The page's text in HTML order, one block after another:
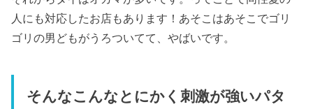
人にも対応したお店もあります！あそこはあそこでゴリ
ゴリの男どもがうろついてて、やばいです。
そんなこんなとにかく刺激が強いパタ